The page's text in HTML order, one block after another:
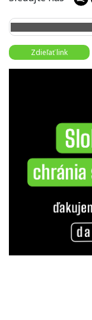
Zdieľať link